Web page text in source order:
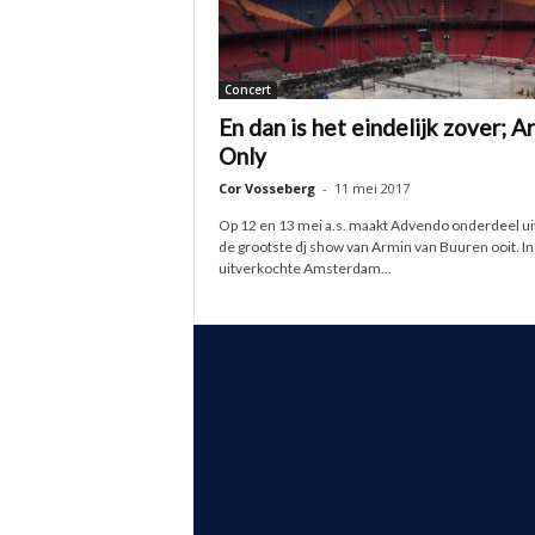
Concert
En dan is het eindelijk zover;
Only
Cor Vosseberg - 11 mei 2017
Op 12 en 13 mei a.s. maakt Advendo onderdeel
de grootste dj show van Armin van Buuren ooit.
uitverkochte Amsterdam...